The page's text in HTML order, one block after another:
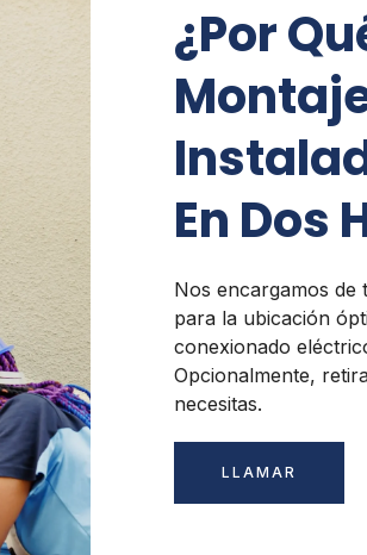
¿Por
En Dos
Nos encargamos de
para la ubicación
conexionado
Opcionalmente,
necesitas.
LLAMAR